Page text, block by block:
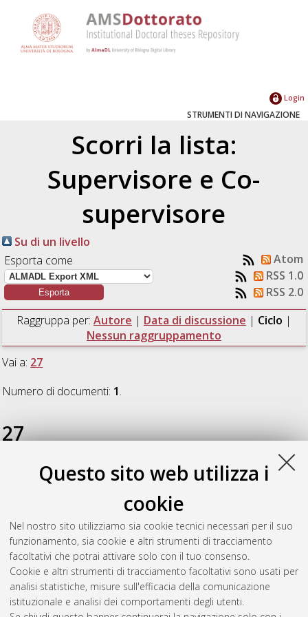
Questo sito web utilizza i
cookie
Nel nostro sito utilizziamo sia cookie tecnici necessari per il suo
funzionamento, sia cookie e altri strumenti di tracciamento
facoltativi che potrai attivare solo con il tuo consenso.
Cookie e altri strumenti di tracciamento facoltativi sono usati per
analisi statistiche, misure sull'efficacia della comunicazione
istituzionale e analisi dei comportamenti degli utenti.
Login
STRUMENTI DI NAVIGAZIONE
Scorri la lista:
Supervisore e Co-
supervisore
Su di un livello
Esporta come
Atom
RSS 1.0
RSS 2.0
Raggruppa per: Autore | Data di discussione | Ciclo |
Nessun raggruppamento
Vai a: 27
Numero di documenti: 1.
27
Berzolla, Alessia(2015)Monitoraggio entomologico nelle
strutture di conservazione: Premessa essenziale per lo sviluppo
, [Dissertation thesis], Alma Mater
Studiorum Università di Bologna. Dottorato di ricerca in
Scienze e tecnologie agrarie, ambientali e alimentari, 27 Ciclo.
DOI 10.6092/unibo/amsdottorato/6921.
Questa lista e' stata generata il Thu Aug 6 20:46:11 2026